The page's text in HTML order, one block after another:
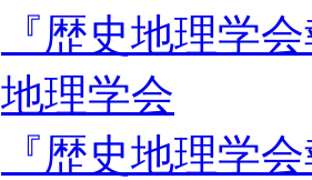
『歴史地理学
地理学会
『歴史地理学